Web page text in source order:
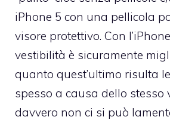
iPhone 5 con una pellicola
visore protettivo. Con
vestibilità è sicuramente
quanto quest’ultimo risulta
spesso a causa dello stesso
davvero non ci si può